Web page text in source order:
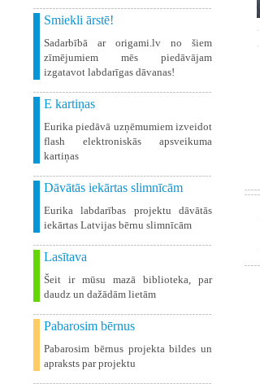
Smiekli ārstē!
Sadarbībā ar origami.lv no šiem
zīmējumiem mēs piedāvājam
izgatavot labdarīgas dāvanas!
E kartiņas
Eurika piedāvā uzņēmumiem izveidot
flash elektroniskās apsveikuma
kartiņas
Dāvātās iekārtas slimnīcām
Eurika labdarības projektu dāvātās
iekārtas Latvijas bērnu slimnīcām
Lasītava
Šeit ir mūsu mazā biblioteka, par
daudz un dažādām lietām
Pabarosim bērnus
Pabarosim bērnus projekta bildes un
apraksts par projektu